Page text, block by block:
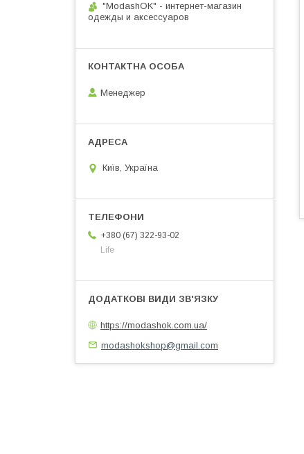
"ModashOK" - интернет-магазин
одежды и аксессуаров
Менеджер
Київ, Україна
+380 (67) 322-93-02
Life
https://modashok.com.ua/
modashokshop@gmail.com